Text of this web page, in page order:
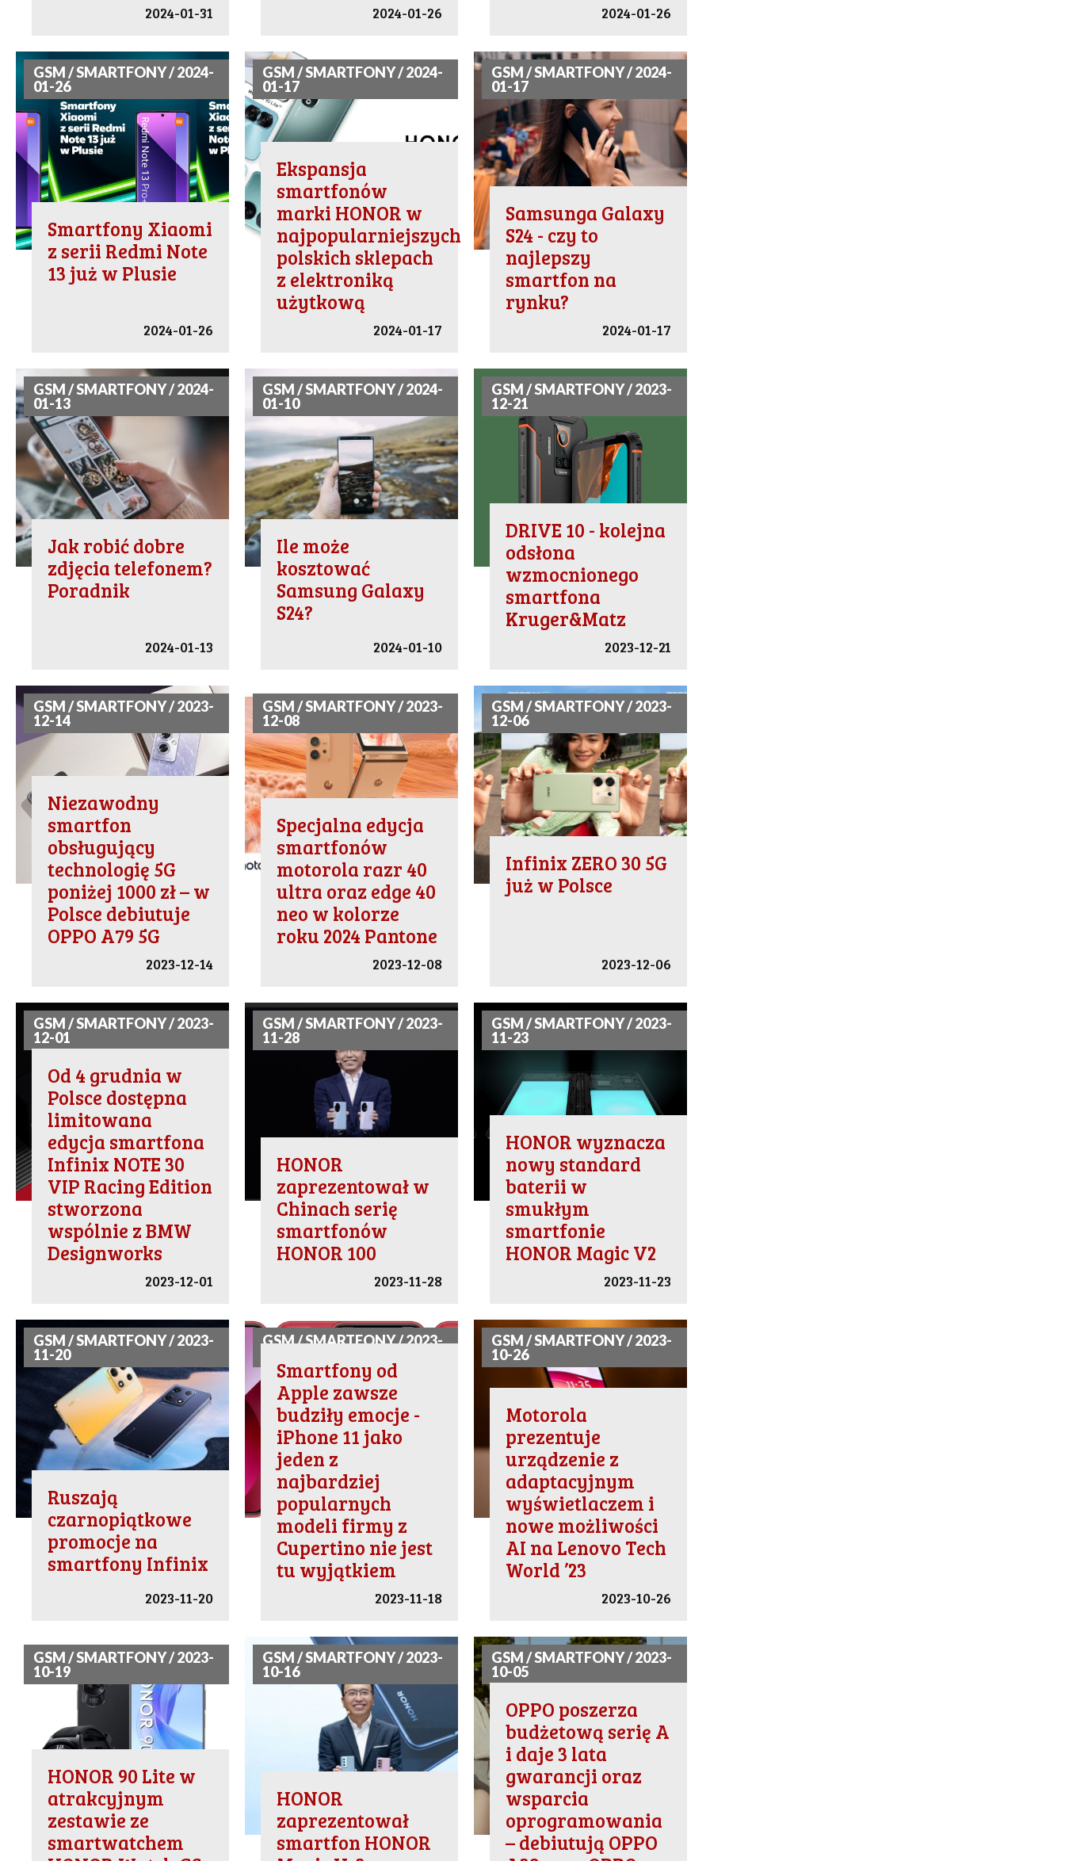
2024-01-31 2024-01-26 2024-01-26
GSM / SMARTFONY / 2024-
01-26
Smartfony Xiaomi
z serii Redmi Note
13 już w Plusie
2024-01-26
GSM / SMARTFONY / 2024-
01-17
Ekspansja
smartfonów
marki HONOR w
najpopularniejszych
polskich sklepach
z elektroniką
użytkową
2024-01-17
GSM / SMARTFONY / 2024-
01-17
Samsunga Galaxy
S24 - czy to
najlepszy
smartfon na
rynku?
2024-01-17
GSM / SMARTFONY / 2024-
01-13
Jak robić dobre
zdjęcia telefonem?
Poradnik
2024-01-13
GSM / SMARTFONY / 2024-
01-10
Ile może
kosztować
Samsung Galaxy
S24?
2024-01-10
GSM / SMARTFONY / 2023-
12-21
DRIVE 10 - kolejna
odsłona
wzmocnionego
smartfona
Kruger&Matz
2023-12-21
GSM / SMARTFONY / 2023-
12-14
Niezawodny
smartfon
obsługujący
technologię 5G
poniżej 1000 zł – w
Polsce debiutuje
OPPO A79 5G
2023-12-14
GSM / SMARTFONY / 2023-
12-08
Specjalna edycja
smartfonów
motorola razr 40
ultra oraz edge 40
neo w kolorze
roku 2024 Pantone
2023-12-08
GSM / SMARTFONY / 2023-
12-06
Infinix ZERO 30 5G
już w Polsce
2023-12-06
GSM / SMARTFONY / 2023-
12-01
Od 4 grudnia w
Polsce dostępna
limitowana
edycja smartfona
Infinix NOTE 30
VIP Racing Edition
stworzona
wspólnie z BMW
Designworks
2023-12-01
GSM / SMARTFONY / 2023-
11-28
HONOR
zaprezentował w
Chinach serię
smartfonów
HONOR 100
2023-11-28
GSM / SMARTFONY / 2023-
11-23
HONOR wyznacza
nowy standard
baterii w
smukłym
smartfonie
HONOR Magic V2
2023-11-23
GSM / SMARTFONY / 2023-
11-20
Ruszają
czarnopiątkowe
promocje na
smartfony Infinix
2023-11-20
GSM / SMARTFONY / 2023-
Smartfony od
Apple zawsze
budziły emocje -
iPhone 11 jako
jeden z
najbardziej
popularnych
modeli firmy z
Cupertino nie jest
tu wyjątkiem
2023-11-18
GSM / SMARTFONY / 2023-
10-26
Motorola
prezentuje
urządzenie z
adaptacyjnym
wyświetlaczem i
nowe możliwości
AI na Lenovo Tech
World ’23
2023-10-26
GSM / SMARTFONY / 2023-
10-19
HONOR 90 Lite w
atrakcyjnym
zestawie ze
smartwatchem
GSM / SMARTFONY / 2023-
10-16
HONOR
zaprezentował
smartfon HONOR
GSM / SMARTFONY / 2023-
10-05
OPPO poszerza
budżetową serię A
i daje 3 lata
gwarancji oraz
wsparcia
oprogramowania
– debiutują OPPO